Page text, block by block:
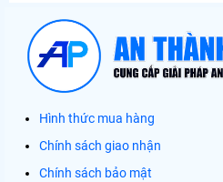
Hình thức mua hàng
Chính sách giao nhận
Chính sách bảo mật